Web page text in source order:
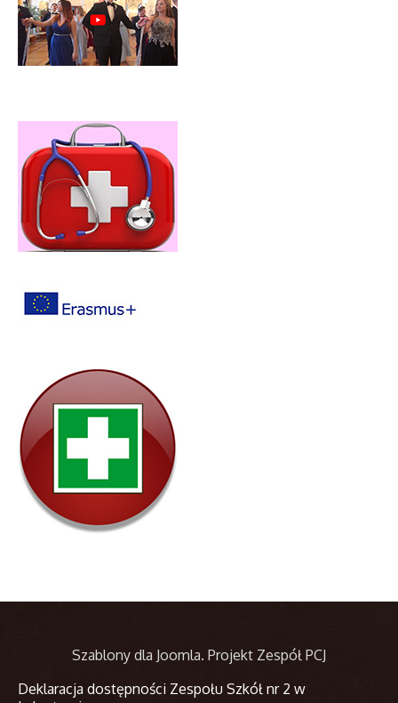
Szablony dla Joomla. Projekt Zespół PCJ
Deklaracja dostępności Zespołu Szkół nr 2 w